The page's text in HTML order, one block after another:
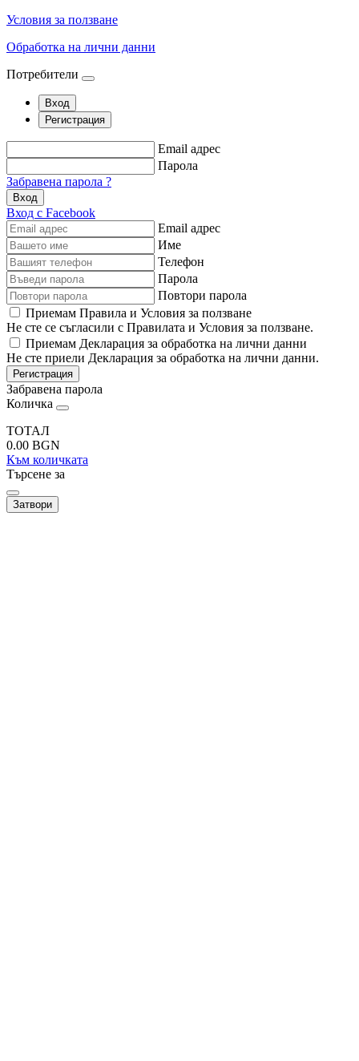
Условия за ползване
Обработка на лични данни
Потребители
Вход
Регистрация
Email адрес
Парола
Забравена парола ?
Вход
Вход с Facebook
Email адрес
Име
Телефон
Парола
Повтори парола
Приемам Правила и Условия за ползване
Не сте се съгласили с Правилата и Условия за ползване.
Приемам Декларация за обработка на лични данни
Не сте приели Декларация за обработка на лични данни.
Регистрация
Забравена парола
Количка
ТОТАЛ
0.00 BGN
Към количката
Търсене за
Затвори